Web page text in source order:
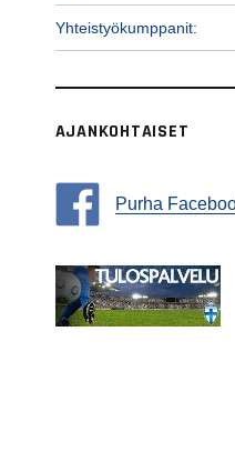
Yhteistyökumppanit:
AJANKOHTAISET
Purha